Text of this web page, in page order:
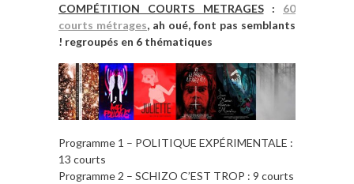
COMPÉTITION COURTS METRAGES: 60
courts métrages, ah oué, font pas semblants
! regroupés en 6 thématiques
Programme 1 – POLITIQUE EXPÉRIMENTALE :
13 courts
Programme 2 – SCHIZO C’EST TROP : 9 courts